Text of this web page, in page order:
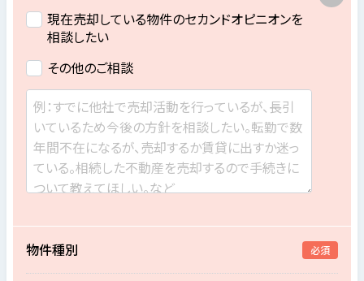
現在売却している物件のセカンドオピニオンを
相談したい
その他のご相談
物件種別 必須